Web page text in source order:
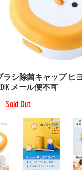
ラシ除菌キャップ ヒ
メール便不可
Sold Out